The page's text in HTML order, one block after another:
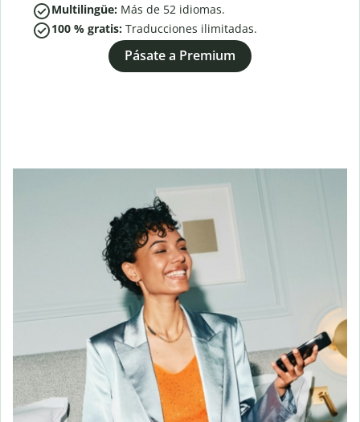
Multilingüe: Más de 52 idiomas.
100 % gratis: Traducciones ilimitadas.
Pásate a Premium